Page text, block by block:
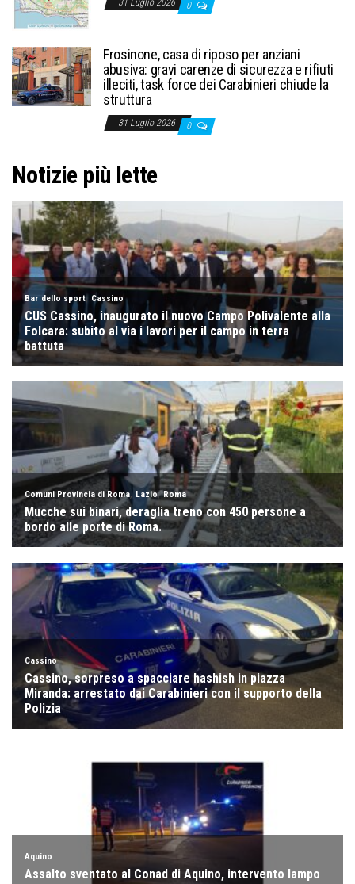
31 Luglio 2026 0
Frosinone, casa di riposo per anziani
abusiva: gravi carenze di sicurezza e rifiuti
illeciti, task force dei Carabinieri chiude la
struttura
31 Luglio 2026 0
Notizie più lette